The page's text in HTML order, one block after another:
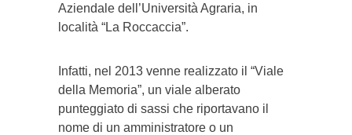
Aziendale dell’Università Agraria, in
località “La Roccaccia”.
Infatti, nel 2013 venne realizzato il “Viale
della Memoria”, un viale alberato
punteggiato di sassi che riportavano il
nome di un amministratore o un